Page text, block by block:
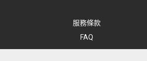
服務條款
FAQ